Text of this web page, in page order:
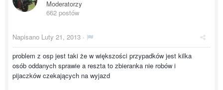
Moderatorzy
662 postów
Napisano Luty 21, 2013 ·
problem z osp jest taki że w większości przypadków jest kilka
osób oddanych sprawie a reszta to zbieranka nie robów i
pijaczków czekających na wyjazd